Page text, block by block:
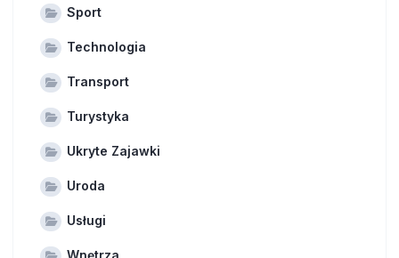
Sport
Technologia
Transport
Turystyka
Ukryte Zajawki
Uroda
Usługi
Wnętrza